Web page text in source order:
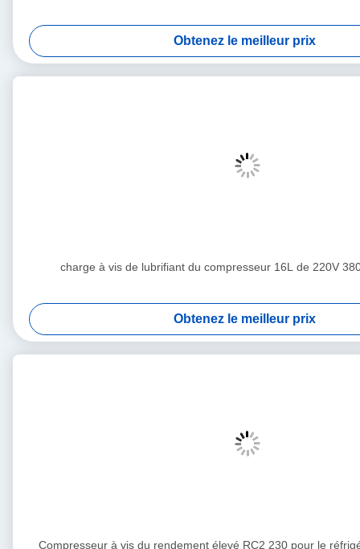
Obtenez le meilleur prix
charge à vis de lubrifiant du compresseur 16L de 220V
Obtenez le meilleur prix
Compresseur à vis du rendement élevé RC2 230 pour le